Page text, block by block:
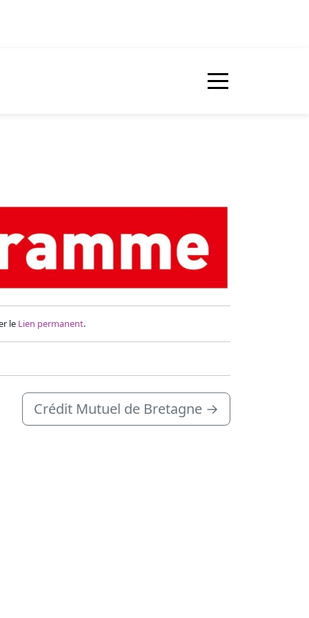
le Lien permanent.
Crédit Mutuel de Bretagne →